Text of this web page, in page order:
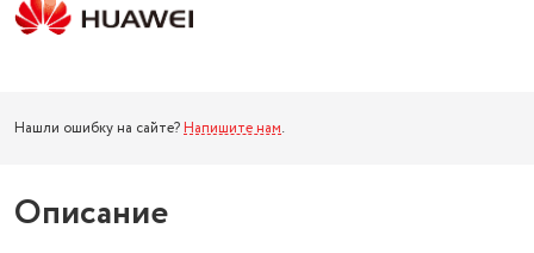
Нашли ошибку на сайте? Напишите нам.
Описание